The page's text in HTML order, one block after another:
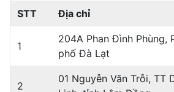
STT Địa chỉ
1
204A Phan Đình Phùng,
phố Đà Lạt
2
01 Nguyễn Văn Trỗi, TT